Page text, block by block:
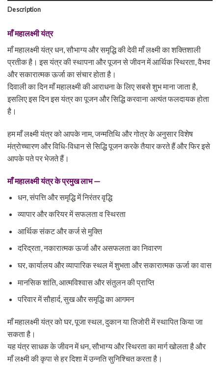
Description
माँ महालक्ष्मी यंत्र
माँ महालक्ष्मी यंत्र धन, सौभाग्य और समृद्धि की देवी माँ लक्ष्मी का शक्तिशाली
प्रतीक है। इस यंत्र की स्थापना और पूजन से जीवन में आर्थिक स्थिरता, वैभव
और सकारात्मक ऊर्जा का संचार होता है।
दिवाली का दिन माँ महालक्ष्मी की आराधना के लिए सबसे शुभ माना जाता है,
इसलिए इस दिन इस यंत्र का पूजन और सिद्धि करवाना अत्यंत फलदायक होता
है।
हम माँ लक्ष्मी यंत्र को आपके नाम, जन्मतिथि और गोत्र के अनुसार विशेष
मंत्रोच्चारण और विधि-विधान से सिद्धि पूजन करके तैयार करते हैं और फिर इसे
आपके पते पर भेजते हैं।
माँ महालक्ष्मी यंत्र के प्रमुख लाभ —
धन, संपत्ति और समृद्धि में निरंतर वृद्धि
व्यापार और करियर में सफलता व स्थिरता
आर्थिक संकट और कर्ज से मुक्ति
दरिद्रता, नकारात्मक ऊर्जा और असफलता का निवारण
घर, कार्यालय और व्यापारिक स्थल में शुभता और सकारात्मक ऊर्जा का वास
मानसिक शांति, आत्मविश्वास और संतुलन की प्राप्ति
परिवार में सौहार्द, सुख और समृद्धि का आगमन
माँ महालक्ष्मी यंत्र को घर, पूजा स्थल, दुकान या तिजोरी में स्थापित किया जा
सकता है।
यह यंत्र साधक के जीवन में धन, सौभाग्य और स्थिरता का मार्ग खोलता है और
माँ लक्ष्मी की कृपा से हर दिशा में उन्नति सुनिश्चित करता है।